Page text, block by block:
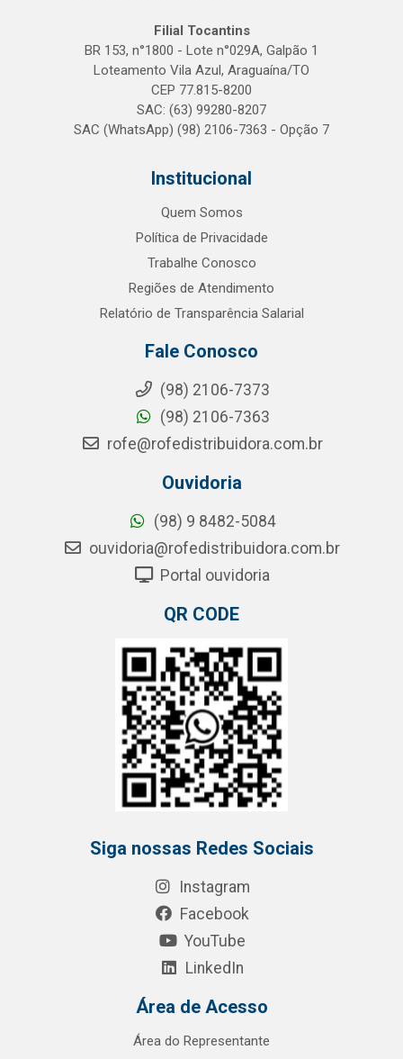
Filial Tocantins
BR 153, n°1800 - Lote n°029A, Galpão 1
Loteamento Vila Azul, Araguaína/TO
CEP 77.815-8200
SAC: (63) 99280-8207
SAC (WhatsApp) (98) 2106-7363 - Opção 7
Institucional
Quem Somos
Política de Privacidade
Trabalhe Conosco
Regiões de Atendimento
Relatório de Transparência Salarial
Fale Conosco
(98) 2106-7373
(98) 2106-7363
rofe@rofedistribuidora.com.br
Ouvidoria
(98) 9 8482-5084
ouvidoria@rofedistribuidora.com.br
Portal ouvidoria
QR CODE
Siga nossas Redes Sociais
Instagram
Facebook
YouTube
LinkedIn
Área de Acesso
Área do Representante